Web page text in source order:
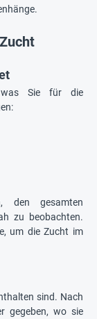
Sie für die
den gesamten
zu beobachten.
um die Zucht im
sind. Nach
gegeben, wo sie